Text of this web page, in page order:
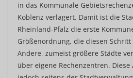
in das Kommunale
Koblenz verlagert. Damit ist die
Rheinland-Pfalz die erste
Größenordnung, die diesen Schritt
Andere, zumeist größere Städte
über eigene Rechenzentren.